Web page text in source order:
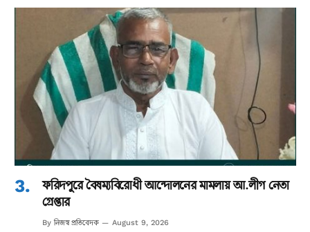
ফরিদপুরে বৈষম্যবিরোধী আন্দোলনের মামলায় আ.লীগ নেতা
গ্রেপ্তার
By নিজস্ব প্রতিবেদক August 9, 2026